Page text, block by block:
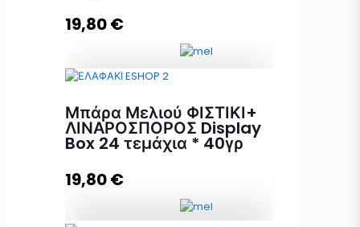
19,80€
Mπάρα Μελιού με GOJI BERRY +
CRANBERRY Display Box 24
τεμάχια x 40γρ ποσότητα
Προσθήκη στο καλάθι
Μπάρα Μελιού ΦΙΣΤΙΚΙ+
ΛΙΝΑΡΟΣΠΟΡΟΣ Display
Box 24 τεμάχια * 40γρ
19,80€